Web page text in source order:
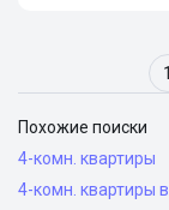
1
Похожие поиски
4-комн. квартиры
4-комн. квартиры